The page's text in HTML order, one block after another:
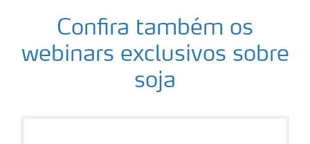
Confira também os
webinars exclusivos sobre
soja